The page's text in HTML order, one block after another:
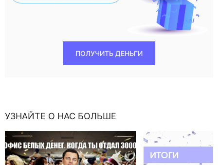
ПОЛУЧИТЬ ДЕНЬГИ
УЗНАЙТЕ О НАС БОЛЬШЕ